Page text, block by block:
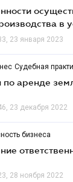
в
23 января 2023
Судебная
аренде
23 декабря 2022
бизнеса
28 ноября 2022